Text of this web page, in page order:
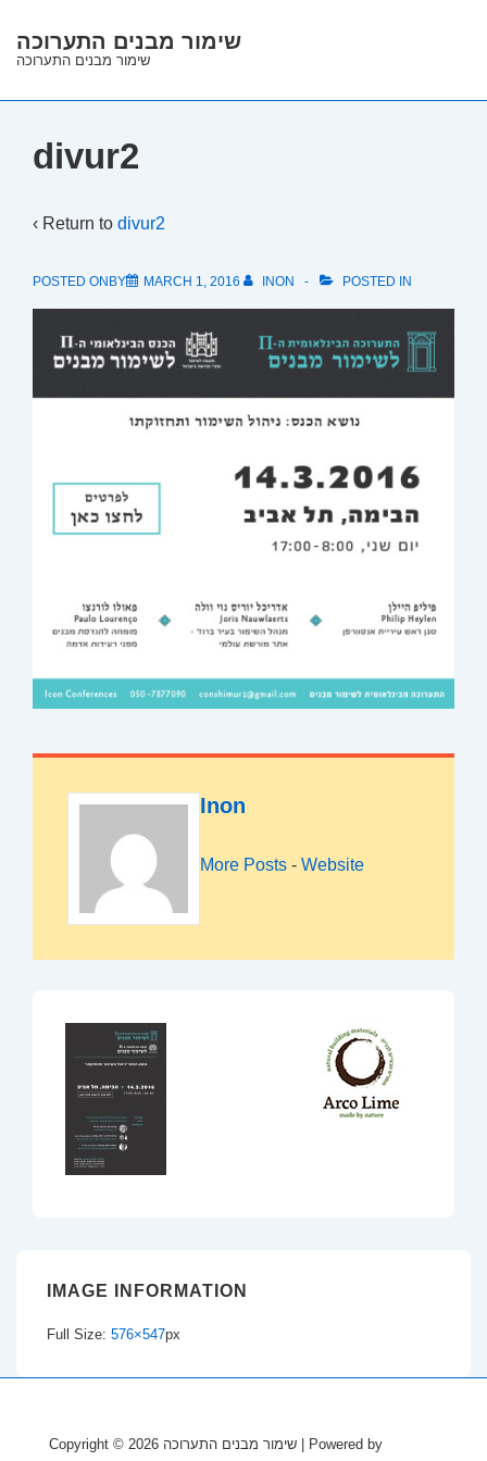
Skip
Main
שימור מבנים התערוכה
שימור מבנים התערוכה
divur2
‹ Return to divur2
POSTED ONBY MARCH 1, 2016 INON POSTED IN
Inon
More Posts - Website
IMAGE INFORMATION
Full Size: 576×547px
Copyright © 2026
| Powered by